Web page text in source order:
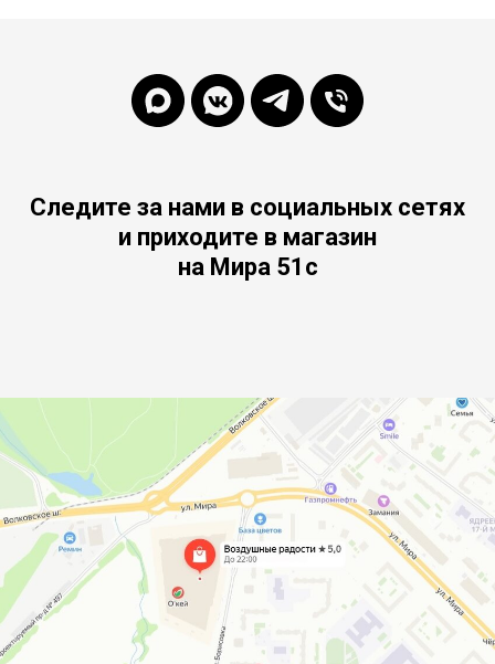
Следите за нами в социальных сетях
и приходите в магазин
на Мира 51с